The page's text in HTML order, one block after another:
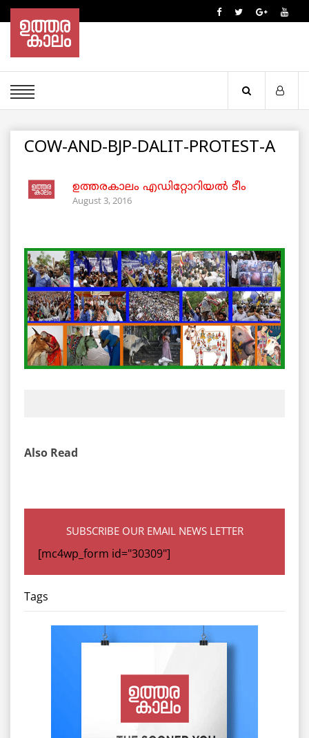
COW-AND-BJP-DALIT-PROTEST-A
ഉത്തരകാലം എഡിറ്റോറിയല്‍ ടീം
August 3, 2016
Also Read
SUBSCRIBE OUR EMAIL NEWS LETTER
[mc4wp_form id="30309"]
Tags